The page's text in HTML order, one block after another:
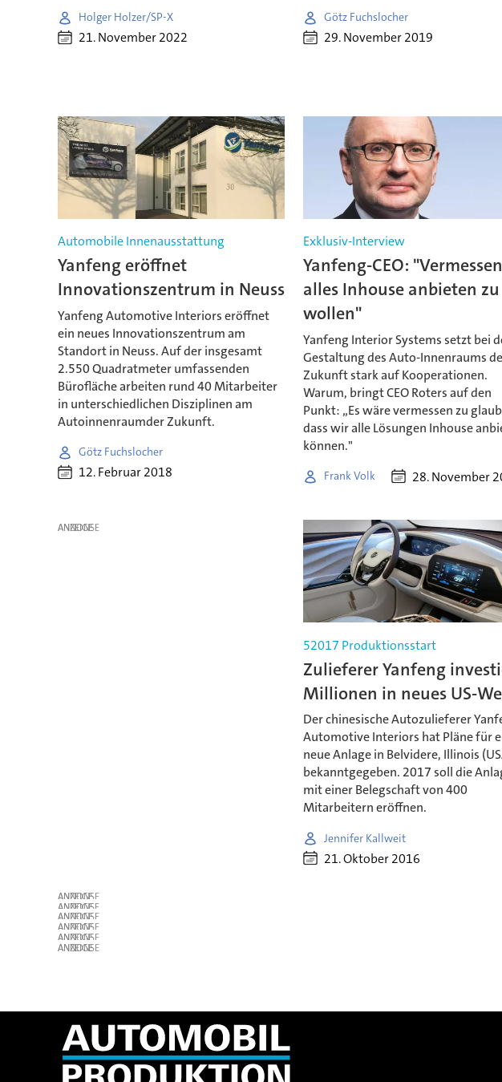
Holger Holzer/SP-X
21. November 2022
Götz Fuchslocher
29. November 2019
Automobile Innenausstattung
Yanfeng eröffnet
Innovationszentrum in Neuss
Yanfeng Automotive Interiors eröffnet
ein neues Innovationszentrum am
Standort in Neuss. Auf der insgesamt
2.550 Quadratmeter umfassenden
Bürofläche arbeiten rund 40 Mitarbeiter
in unterschiedlichen Disziplinen am
Autoinnenraumder Zukunft.
Götz Fuchslocher
12. Februar 2018
Exklusiv-Interview
Yanfeng-CEO:
alles Inhouse anbieten zu
wollen"
Yanfeng Interior Systems setzt bei
Gestaltung des Auto-Innenraums
Zukunft stark auf Kooperationen.
Warum, bringt CEO Roters auf den
Punkt: „Es wäre vermessen zu
dass wir alle Lösungen Inhouse
können."
Frank Volk 28. November
ANZEIGE
52017 Produktionsstart
Zulieferer Yanfeng
Millionen in neues US-
Der chinesische Autozulieferer
Automotive Interiors hat Pläne für
neue Anlage in Belvidere, Illinois
bekanntgegeben. 2017 soll die
mit einer Belegschaft von 400
Mitarbeitern eröffnen.
Jennifer Kallweit
21. Oktober 2016
ANZEIGE
ANZEIGE
ANZEIGE
ANZEIGE
ANZEIGE
ANZEIGE